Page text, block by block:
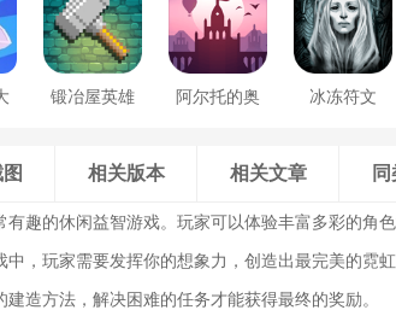
锻冶屋英雄 阿尔托的奥 冰冻符文
相关版本 相关文章
有趣的休闲益智游戏。玩家可以体验丰富多彩的角
中，玩家需要发挥你的想象力，创造出最完美的霓
造方法，解决困难的任务才能获得最终的奖励。